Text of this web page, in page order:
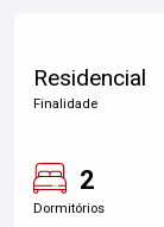
Residencial
Finalidade
2
Dormitórios